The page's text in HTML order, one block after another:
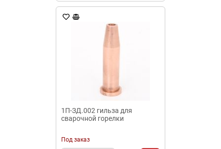
1П-ЗД.002 гильза для
сварочной горелки
Под заказ